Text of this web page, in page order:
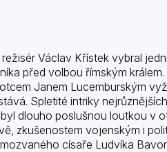
Václav Křístek vybral
před volbou římským
Janem Lucemburským
Spletité intriky
dlouho poslušnou loutkou v
zkušenostem vojenským i
císaře Ludvíka